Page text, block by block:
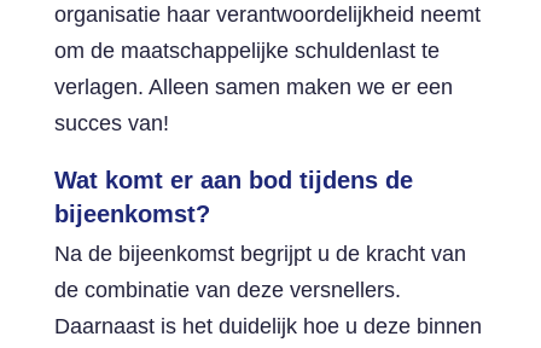
organisatie haar verantwoordelijkheid neemt
om de maatschappelijke schuldenlast te
verlagen. Alleen samen maken we er een
succes van!
Wat komt er aan bod tijdens de
bijeenkomst?
Na de bijeenkomst begrijpt u de kracht van
de combinatie van deze versnellers.
Daarnaast is het duidelijk hoe u deze binnen